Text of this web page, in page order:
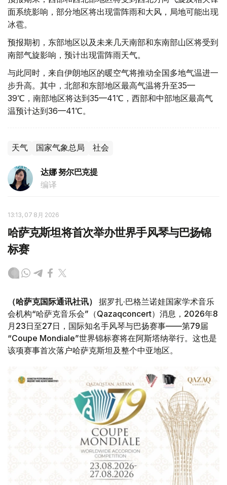
面系统影响，部分地区将出现雷阵雨和大风，局地可能出现
冰雹。
预报期初，东部地区以及未来几天南部和东南部山区将受到
南部气旋影响，预计出现雷阵雨天气。
与此同时，来自伊朗地区的暖空气将推动全国多地气温进一
步升高。其中，北部和东部地区最高气温将升至35—
39℃，南部地区将达到35—41℃，西部和中部地区最高气
温预计达到36—41℃。
天气 国家气象总局 社会
达娜 努尔巴克提
编译
13:13, 07 8月 2026
哈萨克斯坦将首次举办世界手风琴与巴扬锦
标赛
（哈萨克国际通讯社讯）
据罗扎·巴格兰诺娃国家学术音乐
会机构“哈萨克音乐会”（Qazaqconcert）消息，2026年8
月23日至27日，国际知名手风琴与巴扬赛事——第79届
“Coupe Mondiale”世界锦标赛将在阿斯塔纳举行。这也是
该项赛事首次落户哈萨克斯坦及整个中亚地区。